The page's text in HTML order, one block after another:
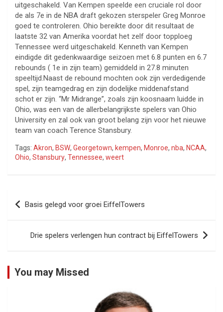
uitgeschakeld. Van Kempen speelde een cruciale rol door
de als 7e in de NBA draft gekozen sterspeler Greg Monroe
goed te controleren. Ohio bereikte door dit resultaat de
laatste 32 van Amerika voordat het zelf door topploeg
Tennessee werd uitgeschakeld. Kenneth van Kempen
eindigde dit gedenkwaardige seizoen met 6.8 punten en 6.7
rebounds ( 1e in zijn team) gemiddeld in 27.8 minuten
speeltijd.Naast de rebound mochten ook zijn verdedigende
spel, zijn teamgedrag en zijn dodelijke middenafstand
schot er zijn. “Mr Midrange”, zoals zijn koosnaam luidde in
Ohio, was een van de allerbelangrijkste spelers van Ohio
University en zal ook van groot belang zijn voor het nieuwe
team van coach Terence Stansbury.
Tags: Akron, BSW, Georgetown, kempen, Monroe, nba, NCAA,
Ohio, Stansbury, Tennessee, weert
Bericht
navigatie
Basis gelegd voor groei EiffelTowers
Drie spelers verlengen hun contract bij EiffelTowers
You may Missed